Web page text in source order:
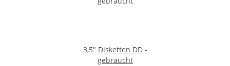
3,5" Disketten DD -
gebraucht